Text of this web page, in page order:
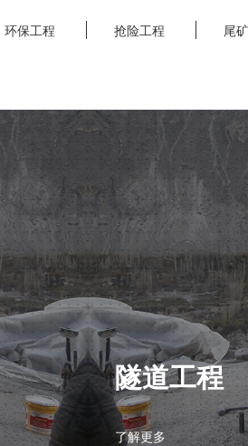
环保工程 抢险工程 尾
隧道工程
了解更多